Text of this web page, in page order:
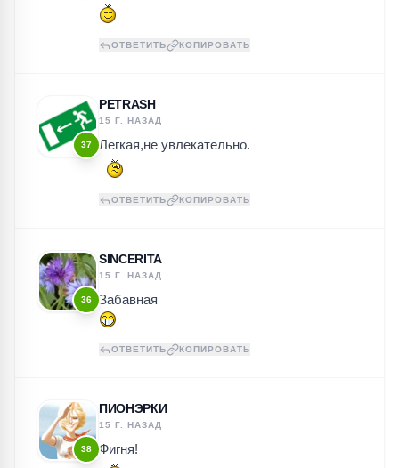
ОТВЕТИТЬ КОПИРОВАТЬ
37
PETRASH
15 Г. НАЗАД
Легкая,не увлекательно.
ОТВЕТИТЬ КОПИРОВАТЬ
36
SINCERITA
15 Г. НАЗАД
Забавная
ОТВЕТИТЬ КОПИРОВАТЬ
38
ПИОНЭРКИ
15 Г. НАЗАД
Фигня!